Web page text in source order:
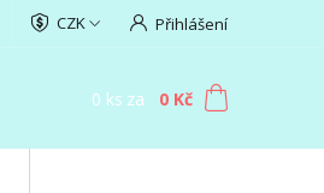
CZK Přihlášení
0 ks za 0 Kč